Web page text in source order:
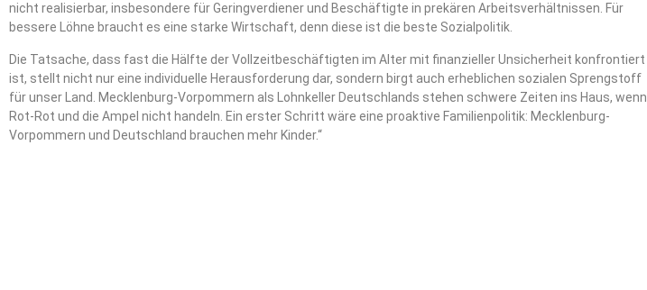
nicht realisierbar, insbesondere für Geringverdiener und Beschäftigte in prekären Arbeitsverhältnissen. Für
bessere Löhne braucht es eine starke Wirtschaft, denn diese ist die beste Sozialpolitik.
Die Tatsache, dass fast die Hälfte der Vollzeitbeschäftigten im Alter mit finanzieller Unsicherheit konfrontiert
ist, stellt nicht nur eine individuelle Herausforderung dar, sondern birgt auch erheblichen sozialen Sprengstoff
für unser Land. Mecklenburg-Vorpommern als Lohnkeller Deutschlands stehen schwere Zeiten ins Haus, wenn
Rot-Rot und die Ampel nicht handeln. Ein erster Schritt wäre eine proaktive Familienpolitik: Mecklenburg-
Vorpommern und Deutschland brauchen mehr Kinder.“